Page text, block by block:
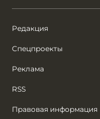
Редакция
Спецпроекты
Реклама
RSS
Правовая информация